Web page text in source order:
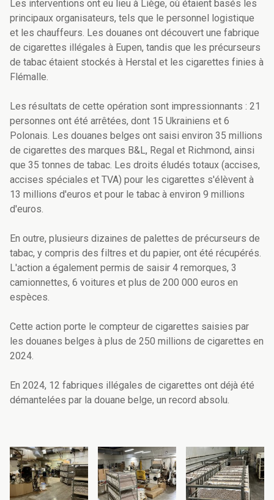
Les interventions ont eu lieu à Liège, où étaient basés les
principaux organisateurs, tels que le personnel logistique
et les chauffeurs. Les douanes ont découvert une fabrique
de cigarettes illégales à Eupen, tandis que les précurseurs
de tabac étaient stockés à Herstal et les cigarettes finies à
Flémalle.
Les résultats de cette opération sont impressionnants : 21
personnes ont été arrêtées, dont 15 Ukrainiens et 6
Polonais. Les douanes belges ont saisi environ 35 millions
de cigarettes des marques B&L, Regal et Richmond, ainsi
que 35 tonnes de tabac. Les droits éludés totaux (accises,
accises spéciales et TVA) pour les cigarettes s'élèvent à
13 millions d'euros et pour le tabac à environ 9 millions
d'euros.
En outre, plusieurs dizaines de palettes de précurseurs de
tabac, y compris des filtres et du papier, ont été récupérés.
L'action a également permis de saisir 4 remorques, 3
camionnettes, 6 voitures et plus de 200 000 euros en
espèces.
Cette action porte le compteur de cigarettes saisies par
les douanes belges à plus de 250 millions de cigarettes en
2024.
En 2024, 12 fabriques illégales de cigarettes ont déjà été
démantelées par la douane belge, un record absolu.